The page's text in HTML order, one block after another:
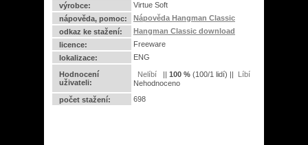
výrobce:
Virtue Soft
nápověda, pomoc:
Nápověda Hangman Classic
odkaz ke stažení:
Hangman Classic download
licence:
Freeware
lokalizace:
ENG
Hodnocení
uživateli:
|| 100 % (100/1 lidí) ||
Nehodnoceno
počet stažení:
698